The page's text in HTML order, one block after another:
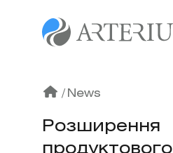
/ News
Розширення
продуктового